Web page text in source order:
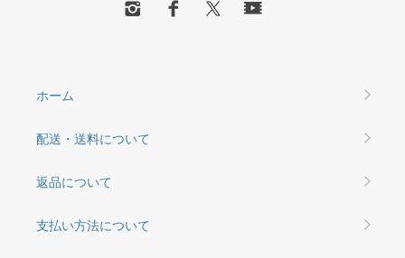
ホーム
配送・送料について
返品について
支払い方法について